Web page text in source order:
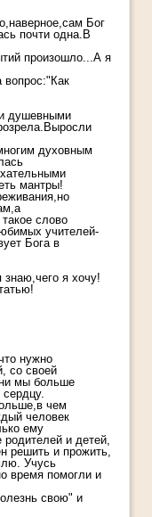
Бог
почти одна.В
произошло...А я
вопрос:"Как
душевными
духовным
мантры!
слово
учителей-
Бога в
я хочу!
нужно
со своей
мы больше
чем
человек
ему
и детей,
решить и прожить,
Учусь
время помогли и
свою" и